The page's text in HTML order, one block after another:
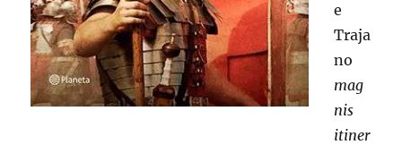
e
Traja
no
mag
nis
itiner